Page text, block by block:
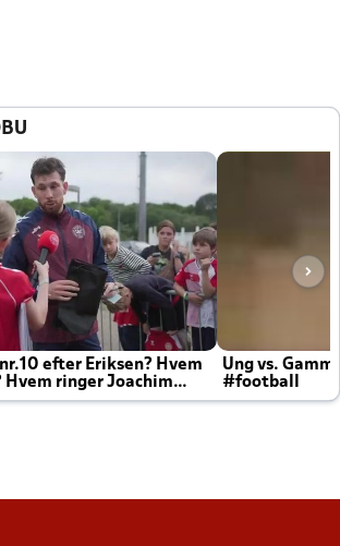
efter Eriksen? Hvem
Hvem ringer Joachim
Ung vs.
#football